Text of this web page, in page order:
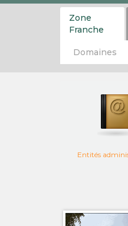
Zone
Franche
Domaines
Entités